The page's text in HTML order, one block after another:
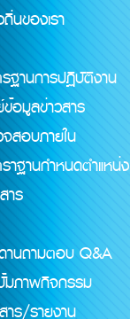
นของเรา
ฐานการปฏิบัติงาน
อมูลข่าวสาร
สอบภายใน
าฐานกำหนดตำแหน่ง
าร
านถามตอบ Q&A
ภาพกิจกรรม
าร/รายงาน